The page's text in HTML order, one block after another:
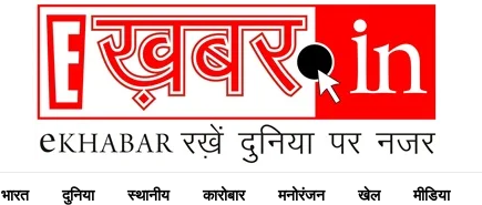
भारत दुनिया स्थानीय कारोबार मनोरंजन खेल मीडिया